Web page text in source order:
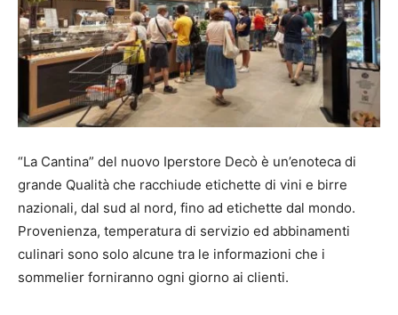
“La Cantina” del nuovo Iperstore Decò è un’enoteca di
grande Qualità che racchiude etichette di vini e birre
nazionali, dal sud al nord, fino ad etichette dal mondo.
Provenienza, temperatura di servizio ed abbinamenti
culinari sono solo alcune tra le informazioni che i
sommelier forniranno ogni giorno ai clienti.